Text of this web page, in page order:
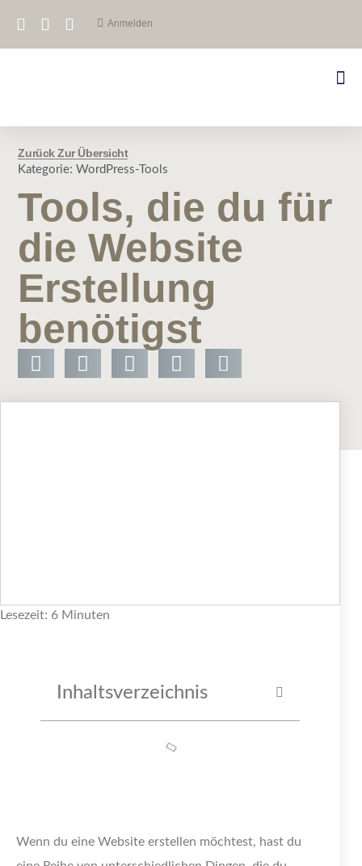
Anmelden
Zurück Zur Übersicht
Kategorie: WordPress-Tools
Tools, die du für
die Website
Erstellung
benötigst
Lesezeit: 6 Minuten
Inhaltsverzeichnis
Wenn du eine Website erstellen möchtest, hast du